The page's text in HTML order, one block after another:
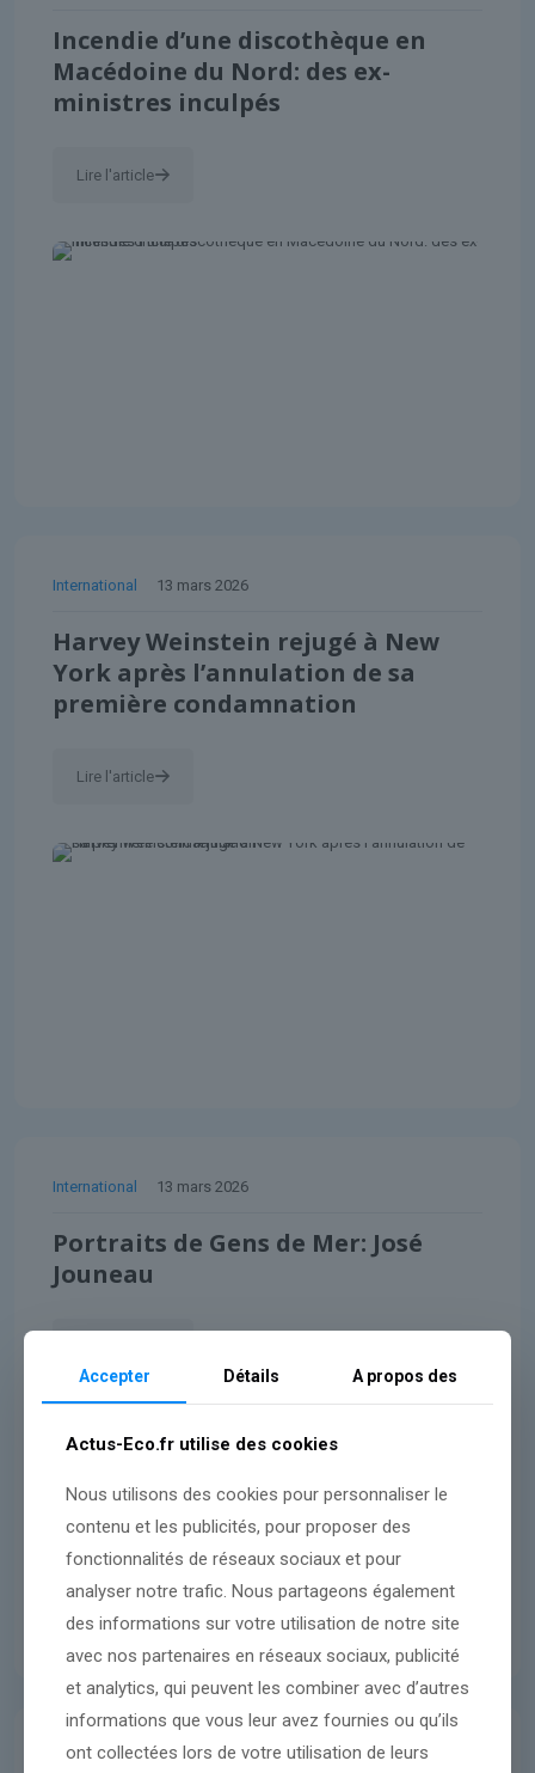
Incendie d’une discothèque en
Macédoine du Nord: des ex-
ministres inculpés
Lire l'article
International 13 mars 2026
Harvey Weinstein rejugé à New
York après l’annulation de sa
première condamnation
Lire l'article
International 13 mars 2026
Portraits de Gens de Mer: José
Jouneau
International 13 mars 2026
Accepter Détails A propos des
Actus-Eco.fr utilise des cookies
Nous utilisons des cookies pour personnaliser le
contenu et les publicités, pour proposer des
fonctionnalités de réseaux sociaux et pour
analyser notre trafic. Nous partageons également
des informations sur votre utilisation de notre site
avec nos partenaires en réseaux sociaux, publicité
et analytics, qui peuvent les combiner avec d’autres
informations que vous leur avez fournies ou qu’ils
ont collectées lors de votre utilisation de leurs